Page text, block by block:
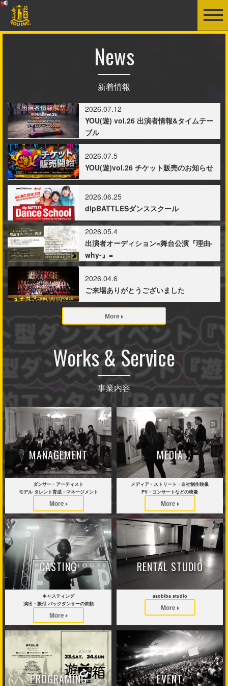
News
新着情報
2026.07.12
YOU(遊) vol.26 出演者情報&タイムテー
ブル
2026.07.5
YOU(遊)vol.26 チケット販売のお知らせ
2026.06.25
dipBATTLESダンススクール
2026.05.4
出演者オーディション=舞台公演『理由-
why-』=
2026.04.6
ご来場ありがとうございました
More
Works & Service
事業内容
MANAGEMENT
ダンサー・アーティスト
モデル タレント育成・マネージメント
More
MEDIA
メディア・ストリート・自社制作映像
PV・コンサートなどの映像
More
CASTING
キャスティング
演出・振付 バックダンサーの依頼
More
RENTAL STUDIO
asobiba studio
More
PROGRAMING EVENT